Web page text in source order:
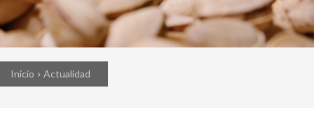
Inicio Actualidad